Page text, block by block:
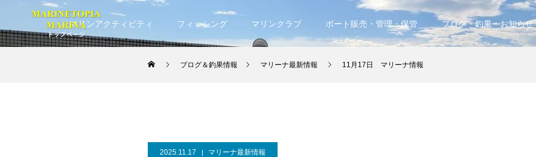
マリンアクティビティ フィッシング マリンクラブ ボート販売・管理・保管 ブログ・釣果・お知らせ
ブログ＆釣果情報 マリーナ最新情報 11月17日 マリーナ情報
2025.11.17 マリーナ最新情報